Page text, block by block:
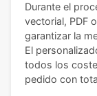
Durante el
vectorial, PDF
garantizar la
El
todos los
pedido con